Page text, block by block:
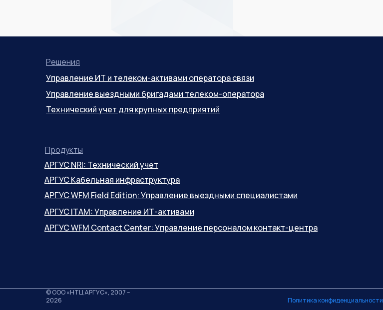
Решения
Продукты
Управление ИТ и телеком-активами оператора связи
АРГУС WFM Field Edition: Управление выездными специалистами
Управление выездными бригадами телеком-оператора
АРГУС NRI: Технический учет
АРГУС WFM Contact Center: Управление персоналом контакт-центра
Технический учет для крупных предприятий
АРГУС Кабельная инфраструктура
АРГУС ITAM: Управление ИТ-активами
© ООО «НТЦ АРГУС», 2007 –
2026
Политика конфиденциальности